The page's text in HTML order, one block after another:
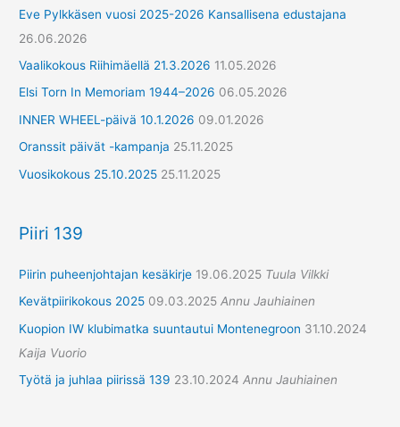
Eve Pylkkäsen vuosi 2025-2026 Kansallisena edustajana
26.06.2026
Vaalikokous Riihimäellä 21.3.2026 11.05.2026
Elsi Torn In Memoriam 1944–2026 06.05.2026
INNER WHEEL-päivä 10.1.2026 09.01.2026
Oranssit päivät -kampanja 25.11.2025
Vuosikokous 25.10.2025 25.11.2025
Piiri 139
Piirin puheenjohtajan kesäkirje 19.06.2025 Tuula Vilkki
Kevätpiirikokous 2025 09.03.2025 Annu Jauhiainen
Kuopion IW klubimatka suuntautui Montenegroon 31.10.2024
Kaija Vuorio
Työtä ja juhlaa piirissä 139 23.10.2024 Annu Jauhiainen